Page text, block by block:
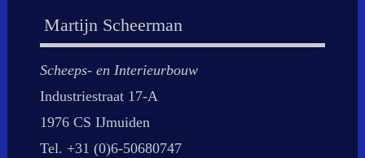
Martijn Scheerman
Scheeps- en Interieurbouw
Industriestraat 17-A
1976 CS IJmuiden
Tel. +31 (0)6-50680747